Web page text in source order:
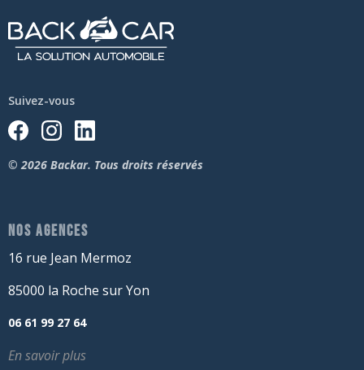
Suivez-vous
© 2026 Backar. Tous droits réservés
NOS AGENCES
16 rue Jean Mermoz
85000 la Roche sur Yon
06 61 99 27 64
En savoir plus